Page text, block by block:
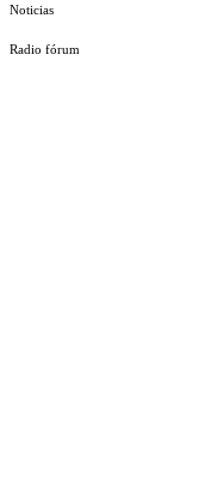
Noticias
Radio fórum